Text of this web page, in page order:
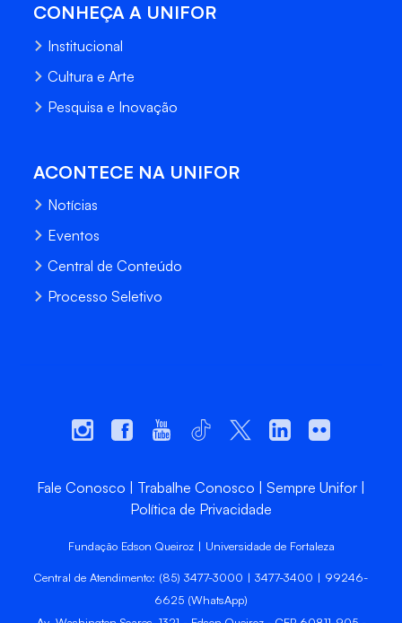
CONHEÇA A UNIFOR
Institucional
Cultura e Arte
Pesquisa e Inovação
ACONTECE NA UNIFOR
Notícias
Eventos
Central de Conteúdo
Processo Seletivo
Fale Conosco Trabalhe Conosco
Sempre Unifor
Política de Privacidade
Fundação Edson Queiroz | Universidade de Fortaleza
Central de Atendimento: (85) 3477-3000 | 3477-3400 | 99246-
6625 (WhatsApp)